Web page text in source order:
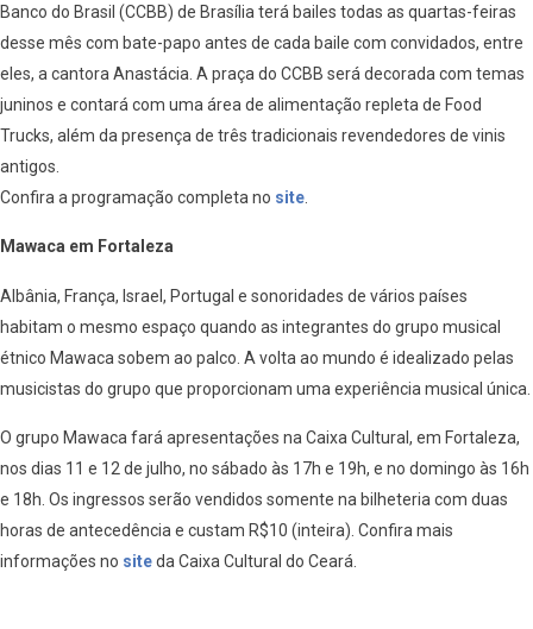
Banco do Brasil (CCBB) de Brasília terá bailes todas as quartas-feiras
desse mês com bate-papo antes de cada baile com convidados, entre
eles, a cantora Anastácia. A praça do CCBB será decorada com temas
juninos e contará com uma área de alimentação repleta de Food
Trucks, além da presença de três tradicionais revendedores de vinis
antigos.
Confira a programação completa no site
Mawaca em Fortaleza
Albânia, França, Israel, Portugal e sonoridades de vários países
habitam o mesmo espaço quando as integrantes do grupo musical
étnico Mawaca sobem ao palco. A volta ao mundo é idealizado pelas
musicistas do grupo que proporcionam uma experiência musical única.
O grupo Mawaca fará apresentações na Caixa Cultural, em Fortaleza,
nos dias 11 e 12 de julho, no sábado às 17h e 19h, e no domingo às 16h
e 18h. Os ingressos serão vendidos somente na bilheteria com duas
horas de antecedência e custam R$10 (inteira). Confira mais
informações no siteda Caixa Cultural do Ceará.